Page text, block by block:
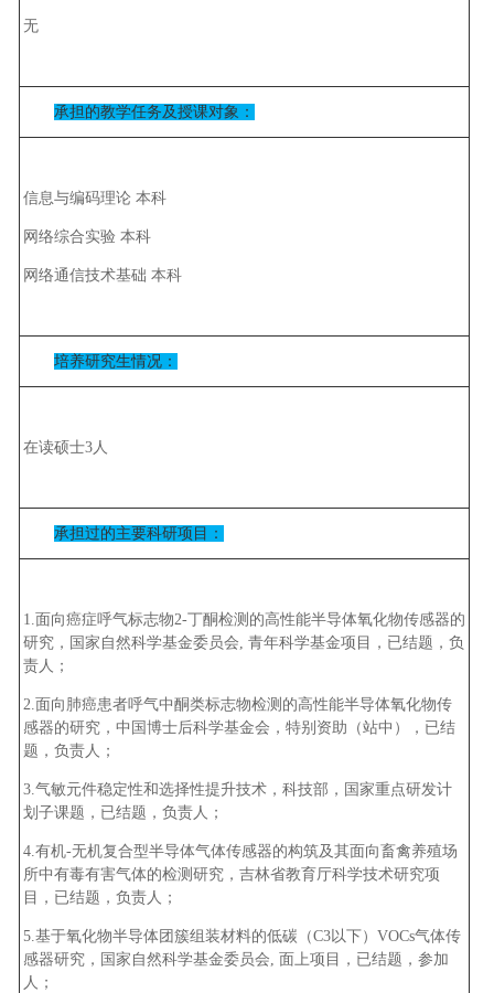
无
承担的教学任务及授课对象：
信息与编码理论 本科
网络综合实验 本科
网络通信技术基础 本科
培养研究生情况：
在读硕士3人
承担过的主要科研项目：
1.面向癌症呼气标志物2-丁酮检测的高性能半导体氧化物传感器的
研究，国家自然科学基金委员会, 青年科学基金项目，已结题，负
责人；
2.面向肺癌患者呼气中酮类标志物检测的高性能半导体氧化物传
感器的研究，中国博士后科学基金会，特别资助（站中），已结
题，负责人；
3.气敏元件稳定性和选择性提升技术，科技部，国家重点研发计
划子课题，已结题，负责人；
4.有机-无机复合型半导体气体传感器的构筑及其面向畜禽养殖场
所中有毒有害气体的检测研究，吉林省教育厅科学技术研究项
目，已结题，负责人；
5.基于氧化物半导体团簇组装材料的低碳（C3以下）VOCs气体传
感器研究，国家自然科学基金委员会, 面上项目，已结题，参加
人；